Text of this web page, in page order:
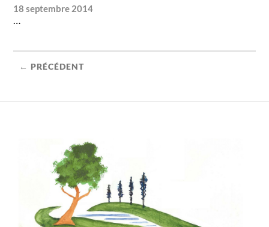
18 septembre 2014
…
← PRÉCÉDENT